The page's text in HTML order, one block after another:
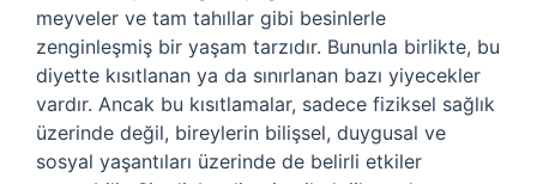
meyveler ve tam tahıllar gibi besinlerle
zenginleşmiş bir yaşam tarzıdır. Bununla birlikte, bu
diyette kısıtlanan ya da sınırlanan bazı yiyecekler
vardır. Ancak bu kısıtlamalar, sadece fiziksel sağlık
üzerinde değil, bireylerin bilişsel, duygusal ve
sosyal yaşantıları üzerinde de belirli etkiler